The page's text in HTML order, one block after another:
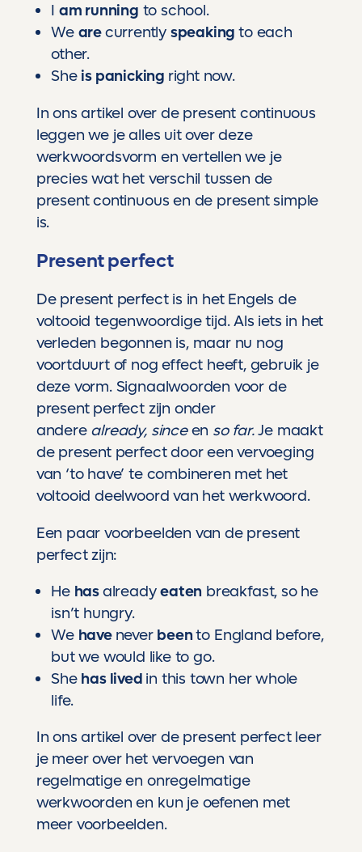
I am running to school.
We arecurrently speakingto each
other.
She is panicking right now.
Inons artikel over de present continuous
leggen we je alles uit over deze
werkwoordsvorm en vertellen we je
precies wat het verschil tussen de
present continuous en de present simple
is.
Present perfect
De present perfect is in het Engels de
voltooid tegenwoordige tijd. Als iets in het
verleden begonnen is, maar nu nog
voortduurt of nog effect heeft, gebruik je
deze vorm. Signaalwoorden voor de
present perfect zijn onder
andere already, sinceen so far.Je maakt
de present perfect door een vervoeging
van ‘to have’ te combineren met het
voltooid deelwoord van het werkwoord.
Een paar voorbeelden van de present
perfect zijn:
He hasalreadyeaten breakfast, so he
isn’t hungry.
We have never beento England before,
but we would like to go.
She has lived in this town her whole
life.
Inons artikel over de present perfectleer
je meer over het vervoegen van
regelmatige en onregelmatige
werkwoorden en kun je oefenen met
meer voorbeelden.